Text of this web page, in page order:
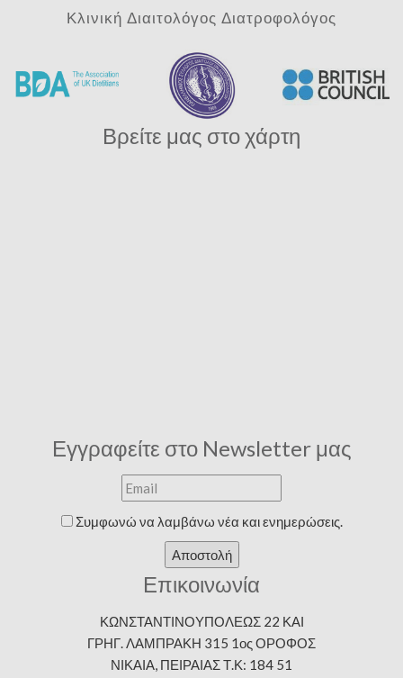
Κλινική Διαιτολόγος Διατροφολόγος
Βρείτε μας στο χάρτη
Εγγραφείτε στο Newsletter μας
Συμφωνώ να λαμβάνω νέα και ενημερώσεις.
Αποστολή
Επικοινωνία
ΚΩΝΣΤΑΝΤΙΝΟΥΠΟΛΕΩΣ 22 ΚΑΙ
ΓΡΗΓ. ΛΑΜΠΡΑΚΗ 315 1ος ΟΡΟΦΟΣ
ΝΙΚΑΙΑ, ΠΕΙΡΑΙΑΣ Τ.Κ: 184 51